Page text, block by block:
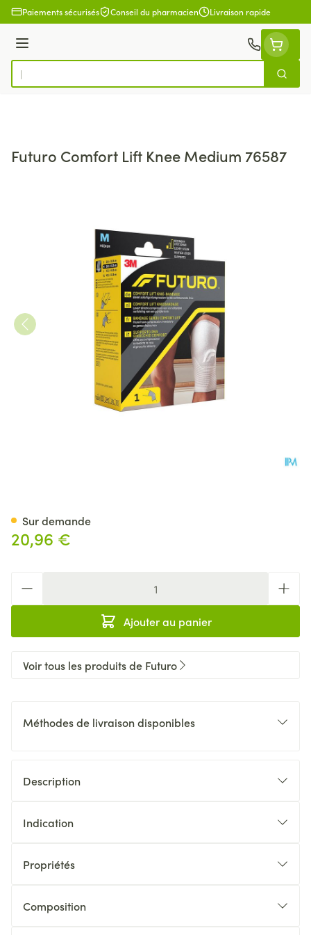
Aller au contenu
Paiements sécurisés Conseil du pharmacien Livraison rapide
Menu
Rechercher
Futuro Comfort Lift Knee Medium 76587
20,96 €
Ajouter au panier
Sur demande
Voir tous les produits de Futuro
Méthodes de livraison disponibles
Description
Indication
Propriétés
Composition